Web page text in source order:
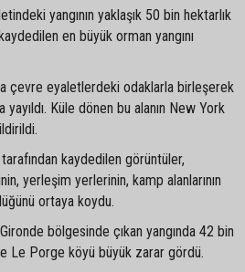
yangının yaklaşık 50 bin hektarlık
en büyük orman yangını
çevre eyaletlerdeki odaklarla birleşerek
Küle dönen bu alanın New York
kaydedilen görüntüler,
yerleşim yerlerinin, kamp alanlarının
ortaya koydu.
bölgesinde çıkan yangında 42 bin
Le Porge köyü büyük zarar gördü.